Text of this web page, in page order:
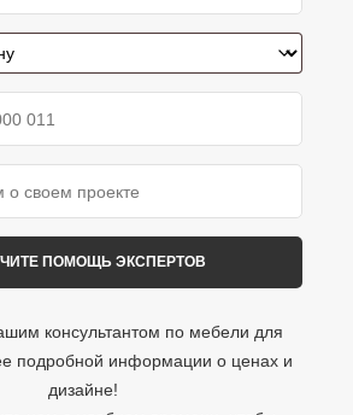
консультантом по мебели для
подробной информации о ценах и
дизайне!